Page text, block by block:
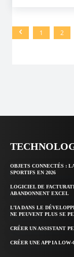
1 2
OBJETS CONNECTÉS :
SPORTIFS EN 2026
LOGICIEL DE
ABANDONNENT EXCEL
L’IA DANS LE
NE PEUVENT PLUS SE
CRÉER UN ASSISTANT
CRÉER UNE APP IA